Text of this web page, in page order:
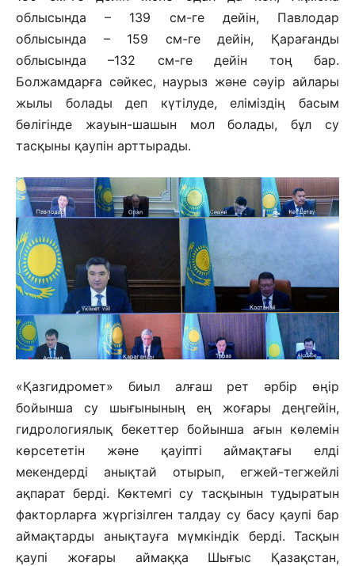
облысында – 139 см-ге дейін, Павлодар
облысында – 159 см-ге дейін, Қарағанды
облысында –132 см-ге дейін тоң бар.
Болжамдарға сәйкес, наурыз және сәуір айлары
жылы болады деп күтілуде, еліміздің басым
бөлігінде жауын-шашын мол болады, бұл су
тасқыны қаупін арттырады.
«Қазгидромет» биыл алғаш рет әрбір өңір
бойынша су шығынының ең жоғары деңгейін,
гидрологиялық бекеттер бойынша ағын көлемін
көрсететін және қауіпті аймақтағы елді
мекендерді анықтай отырып, егжей-тегжейлі
ақпарат берді. Көктемгі су тасқынын тудыратын
факторларға жүргізілген талдау су басу қаупі бар
аймақтарды анықтауға мүмкіндік берді. Тасқын
қаупі жоғары аймаққа Шығыс Қазақстан,